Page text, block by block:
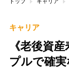
キャリア
《老後資
プルで確